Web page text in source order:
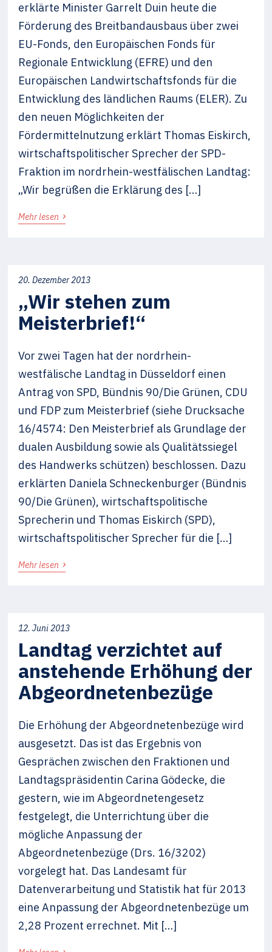
erklärte Minister Garrelt Duin heute die
Förderung des Breitbandausbaus über zwei
EU-Fonds, den Europäischen Fonds für
Regionale Entwicklung (EFRE) und den
Europäischen Landwirtschaftsfonds für die
Entwicklung des ländlichen Raums (ELER). Zu
den neuen Möglichkeiten der
Fördermittelnutzung erklärt Thomas Eiskirch,
wirtschaftspolitischer Sprecher der SPD-
Fraktion im nordrhein-westfälischen Landtag:
„Wir begrüßen die Erklärung des […]
Mehr lesen ›
20. Dezember 2013
„Wir stehen zum
Meisterbrief!“
Vor zwei Tagen hat der nordrhein-
westfälische Landtag in Düsseldorf einen
Antrag von SPD, Bündnis 90/Die Grünen, CDU
und FDP zum Meisterbrief (siehe Drucksache
16/4574: Den Meisterbrief als Grundlage der
dualen Ausbildung sowie als Qualitätssiegel
des Handwerks schützen) beschlossen. Dazu
erklärten Daniela Schneckenburger (Bündnis
90/Die Grünen), wirtschaftspolitische
Sprecherin und Thomas Eiskirch (SPD),
wirtschaftspolitischer Sprecher für die […]
Mehr lesen ›
12. Juni 2013
Landtag verzichtet auf
anstehende Erhöhung der
Abgeordnetenbezüge
Die Erhöhung der Abgeordnetenbezüge wird
ausgesetzt. Das ist das Ergebnis von
Gesprächen zwischen den Fraktionen und
Landtagspräsidentin Carina Gödecke, die
gestern, wie im Abgeordnetengesetz
festgelegt, die Unterrichtung über die
mögliche Anpassung der
Abgeordnetenbezüge (Drs. 16/3202)
vorgelegt hat. Das Landesamt für
Datenverarbeitung und Statistik hat für 2013
eine Anpassung der Abgeordnetenbezüge um
2,28 Prozent errechnet. Mit […]